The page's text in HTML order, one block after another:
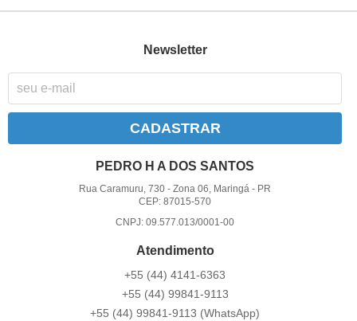
Newsletter
CADASTRAR
PEDRO H A DOS SANTOS
Rua Caramuru, 730 -Zona 06, Maringá - PR
CEP: 87015-570
CNPJ: 09.577.013/0001-00
Atendimento
+55 (44) 4141-6363
+55 (44) 99841-9113
+55 (44) 99841-9113 (WhatsApp)